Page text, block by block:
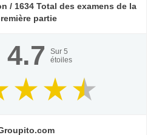
/ 1634 Total des examens de la
partie
4.7 Sur 5
étoiles